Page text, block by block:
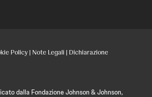
Policy | Note Legali | Dichiarazione
dalla Fondazione Johnson & Johnson,